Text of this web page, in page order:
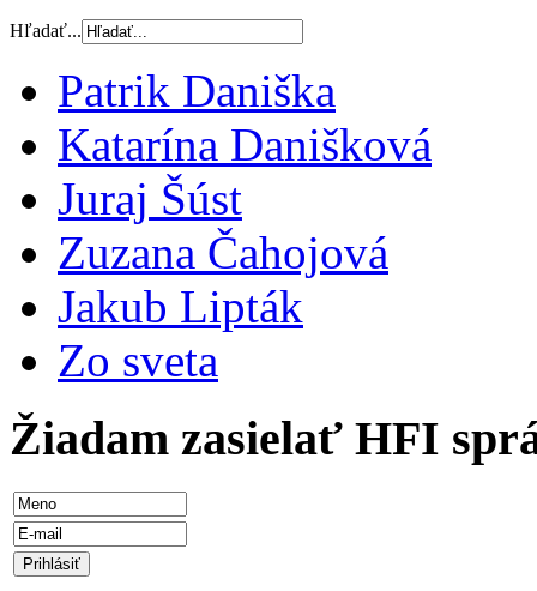
Hľadať...
Patrik Daniška
Katarína Danišková
Juraj Šúst
Zuzana Čahojová
Jakub Lipták
Zo sveta
Žiadam zasielať HFI